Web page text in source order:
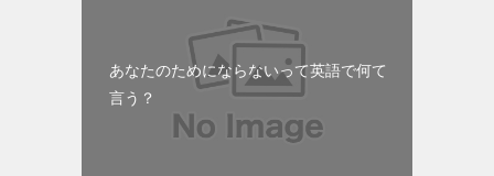
あなたのためにならないって英語で何て
言う？